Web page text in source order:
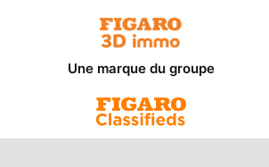
Une marque du groupe